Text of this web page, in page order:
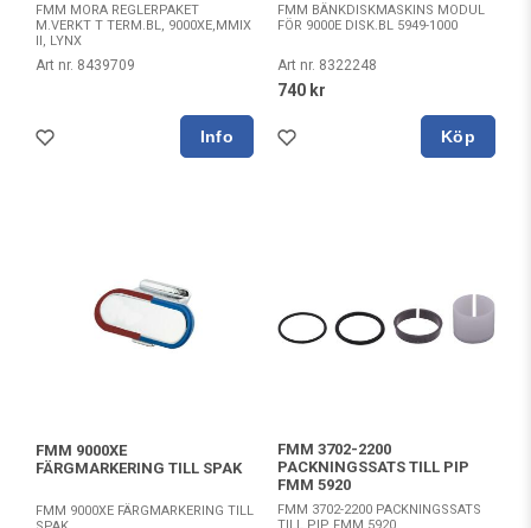
FMM MORA REGLERPAKET
M.VERKT T TERM.BL, 9000XE,MMIX
II, LYNX
Art nr. 8439709
FMM BÄNKDISKMASKINS MODUL
FÖR 9000E DISK.BL 5949-1000
Art nr. 8322248
740 kr
Köp
FMM 9000XE
FÄRGMARKERING TILL SPAK
FMM 9000XE FÄRGMARKERING TILL
FMM 3702-2200
PACKNINGSSATS TILL PIP
FMM 5920
FMM 3702-2200 PACKNINGSSATS